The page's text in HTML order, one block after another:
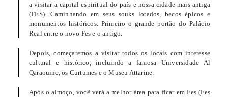
a visitar a capital espiritual do país e nossa cidade mais antiga
(FES). Caminhando em seus souks lotados, becos épicos e
monumentos históricos. Primeiro o grande portão do Palácio
Real entre o novo Fes e o antigo.
Depois, começaremos a visitar todos os locais com interesse
cultural e histórico, incluindo a famosa Universidade Al
Qaraouine, os Curtumes e o Museu Attarine.
Após o almoço, você verá a melhor área para ficar em Fes (Fes